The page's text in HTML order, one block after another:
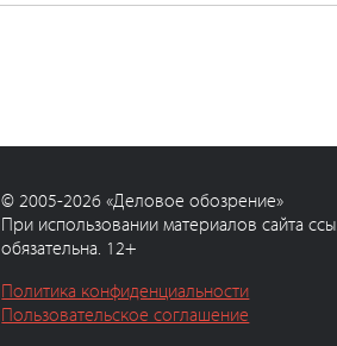
© 2005-2026 «Деловое обозрение»
При использовании материалов сайта
обязательна. 12+
Политика конфиденциальности
Пользовательское соглашение